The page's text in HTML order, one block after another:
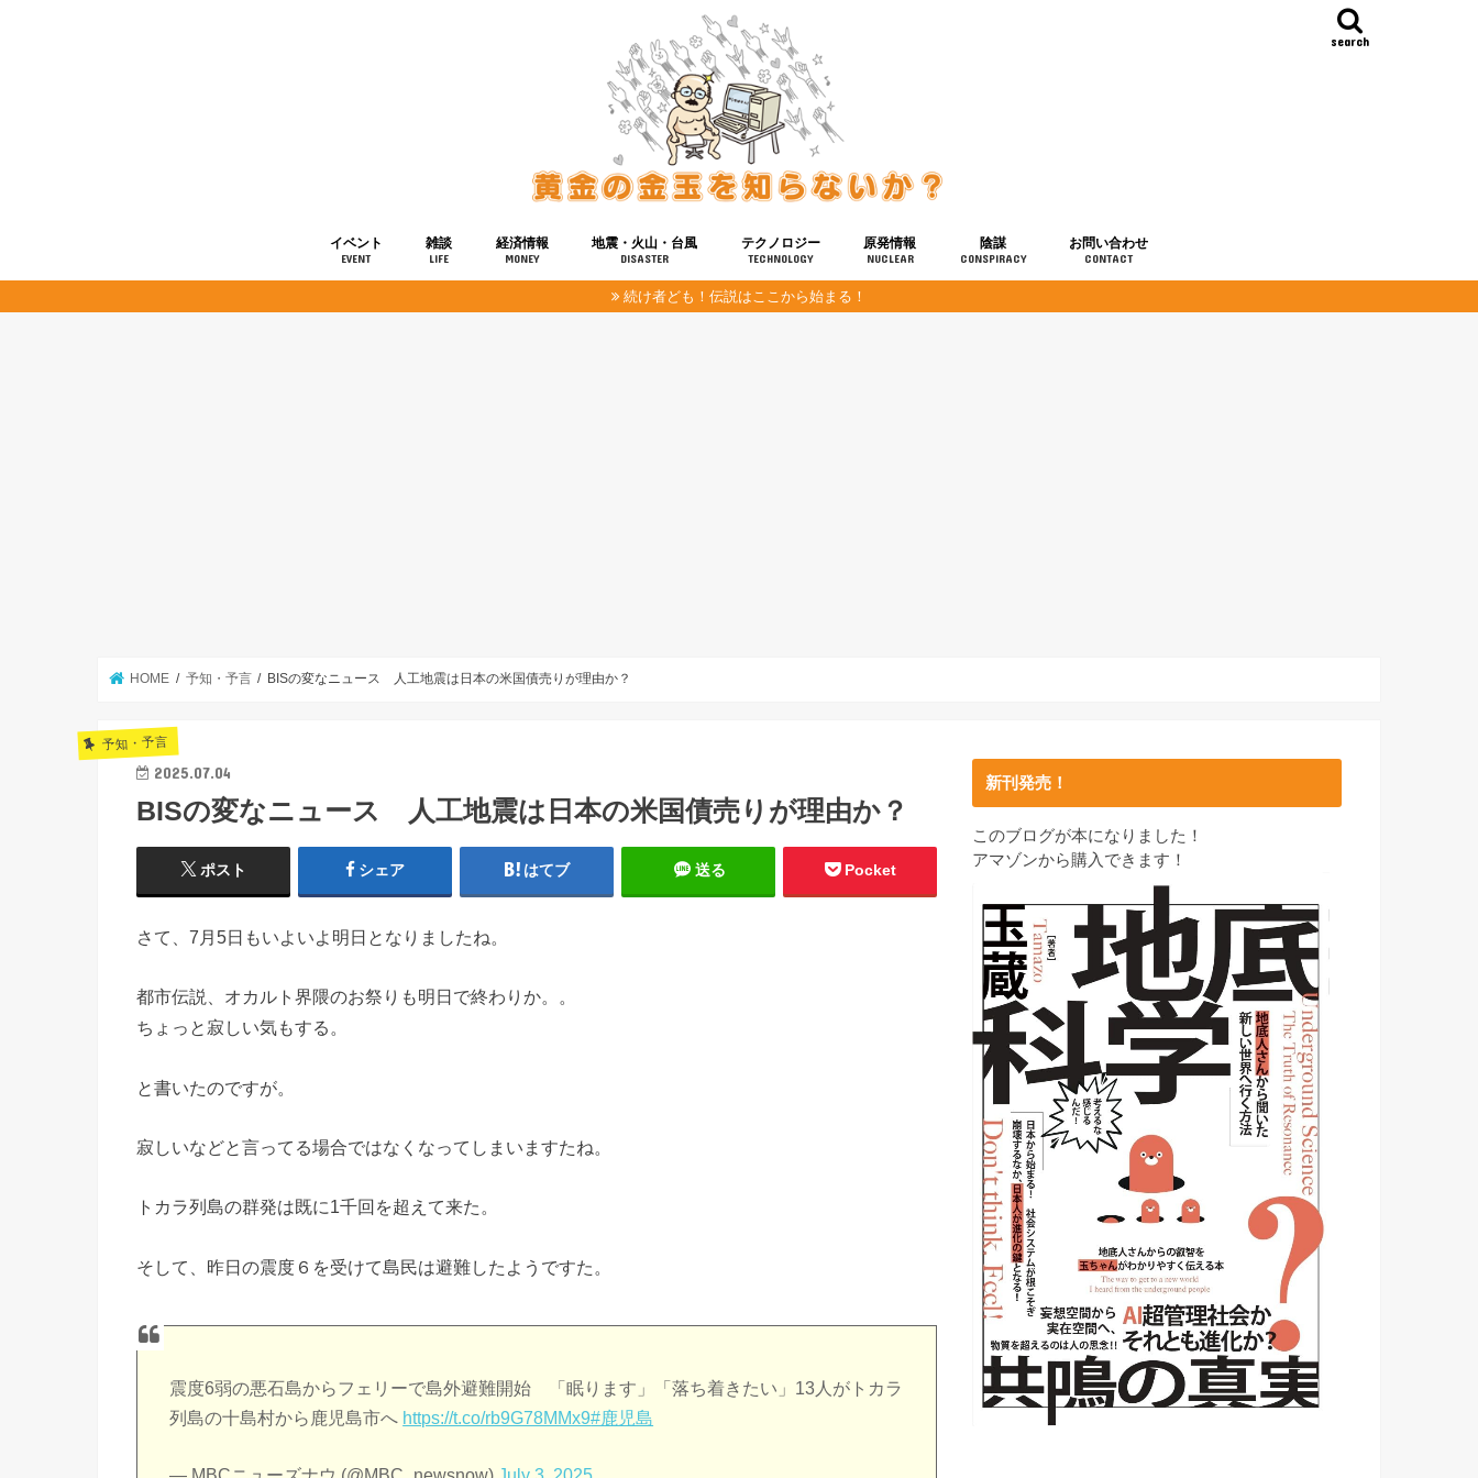
search
イベント
EVENT
雑談
LIFE
経済情報
MONEY
地震・火山・台風
DISASTER
テクノロジー
TECHNOLOGY
健康
宇宙
原発情報
NUCLEAR
陰謀
CONSPIRACY
お問い合わせ
CONTACT
続け者ども！伝説はここから始まる！
HOME 予知・予言 BISの変なニュース 人工地震は日本の米国債売りが理由か？
予知・予言
2025.07.04
BISの変なニュース 人工地震は日本の米国債売りが理由か？
ポスト シェア はてブ 送る Pocket
さて、7月5日もいよいよ明日となりましたね。
都市伝説、オカルト界隈のお祭りも明日で終わりか。。
ちょっと寂しい気もする。
と書いたのですが。
寂しいなどと言ってる場合ではなくなってしまいますたね。
トカラ列島の群発は既に1千回を超えて来た。
そして、昨日の震度６を受けて島民は避難したようですた。
震度6弱の悪石島からフェリーで島外避難開始 「眠ります」「落ち着きたい」13人がトカラ
列島の十島村から鹿児島市へ https://t.co/rb9G78MMx9#鹿児島
新刊発売！
このブログが本になりました！
アマゾンから購入できます！